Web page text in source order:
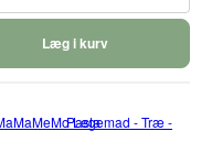
Læg i kurv